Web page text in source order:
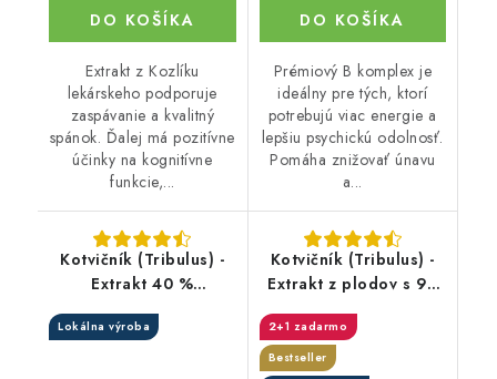
DO KOŠÍKA
Extrakt z Kozlíku
lekárskeho podporuje
zaspávanie a kvalitný
spánok. Ďalej má pozitívne
účinky na kognitívne
funkcie,...
DO KOŠÍKA
Prémiový B komplex je
ideálny pre tých, ktorí
potrebujú viac energie a
lepšiu psychickú odolnosť.
Pomáha znižovať únavu
a...
Kotvičník (Tribulus) -
Extrakt 40 %
protodioscínu v prášku
Lokálna výroba
Kotvičník (Tribulus) -
Extrakt z plodov s 90
% saponínov v
kapsulách
2+1 zadarmo
Bestseller